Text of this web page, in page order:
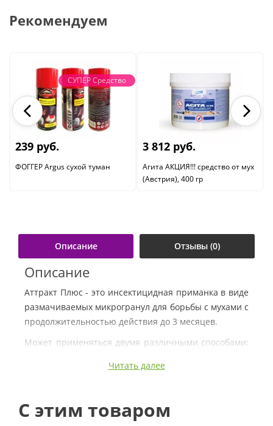
Рекомендуем
СУПЕР Средство
239 руб.
ФОГГЕР Argus сухой туман
3 812 руб.
Агита АКЦИЯ!!! средство от мух
(Австрия), 400 гр
Описание Отзывы (0)
Описание
Аттракт Плюс - это инсектицидная приманка в виде
размачиваемых микрогранул для борьбы с мухами с
продолжительностью действия до 3 месяцев.
Может применяться двумя различными способами:
100 граммов продукта содержат: ацетамиприд - 10
гр, Z-9-трикозен - 0,05 гр, наполнители и
Читать далее
C этим товаром